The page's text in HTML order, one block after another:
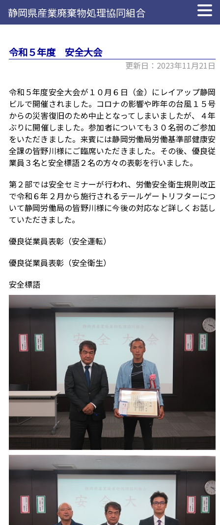
令和５年度 安全大会
更新日：2023年11月21日
令和５年度安全大会が１０月６日（金）にレイアップ静岡
ビルで開催されました。コロナの影響や昨年の台風１５号
からの災害復旧のため中止となってしまいましたが、４年
ぶりに開催しました。参加者についても３０名弱のご参加
をいただきました。来賓には静岡労働局労働基準部健康安
全課の皆野川様にご臨席いただきました。その後、優良従
業員３名と安全標語２名の方々の表彰を行いました。
第２部では安全セミナーが行われ、労働安全衛生規則改正
で令和６年２月から施行されるテールゲートリフターにつ
いて静岡労働局の皆野川様に今後の対応など詳しくお話し
ていただきました。
優良従業員表彰（安全運転）
優良従業員表彰（安全衛生）
安全標語
静岡県産業廃棄物処理協同組合